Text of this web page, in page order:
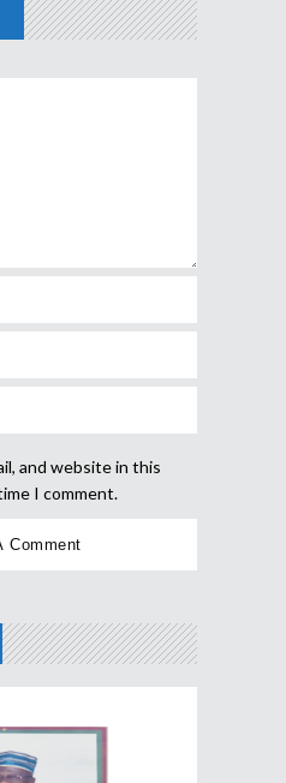
and website in this
I comment.